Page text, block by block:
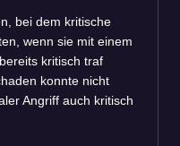
bei dem kritische
wenn sie mit einem
kritisch traf
konnte nicht
Angriff auch kritisch